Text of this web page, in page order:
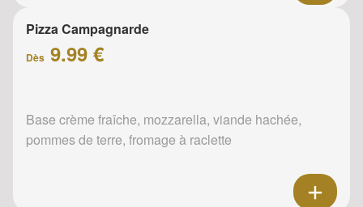
Pizza Campagnarde
Dès 9.99 €
Base crème fraîche, mozzarella, viande hachée,
pommes de terre, fromage à raclette